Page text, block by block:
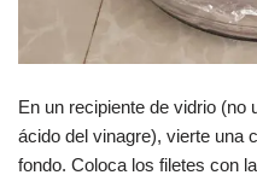
En un recipiente de vidrio
ácido del vinagre), vierte una
fondo. Coloca los filetes con